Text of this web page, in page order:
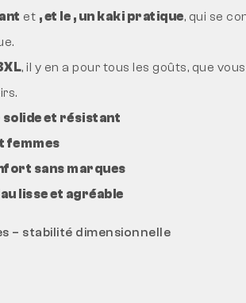
et , et le , un kaki pratique, qui se
, il y en a pour tous les goûts, que
solide et résistant
femmes
sans marques
lisse et agréable
– stabilité dimensionnelle